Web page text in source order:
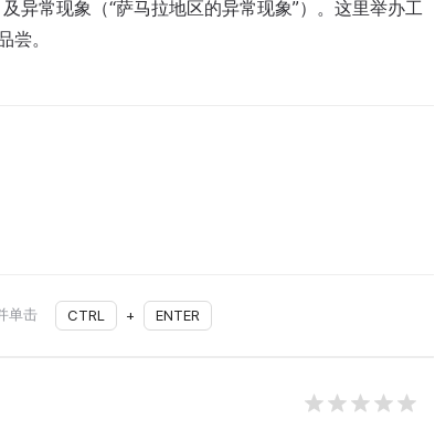
异常现象（“萨马拉地区的异常现象”）。这里举办工
。
单击 CTRL + ENTER